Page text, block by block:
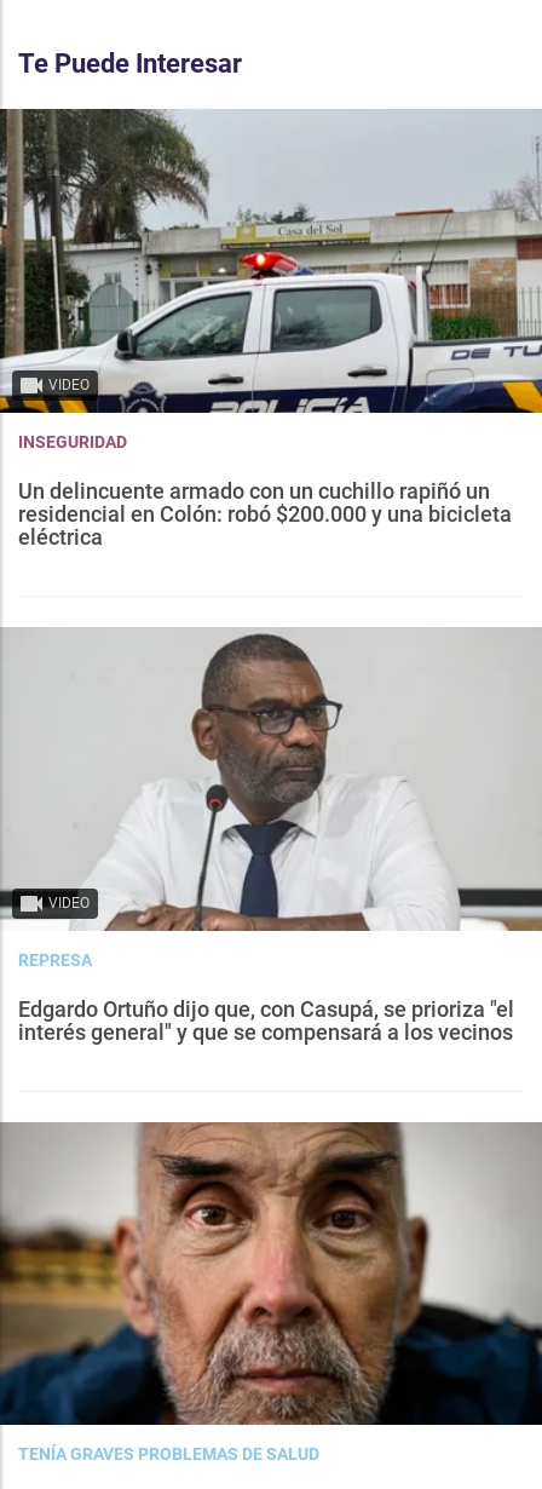
Te Puede Interesar
VIDEO
INSEGURIDAD
Un delincuente armado con un cuchillo rapiñó un
residencial en Colón: robó $200.000 y una bicicleta
eléctrica
VIDEO
REPRESA
Edgardo Ortuño dijo que, con Casupá, se prioriza "el
interés general" y que se compensará a los vecinos
TENÍA GRAVES PROBLEMAS DE SALUD